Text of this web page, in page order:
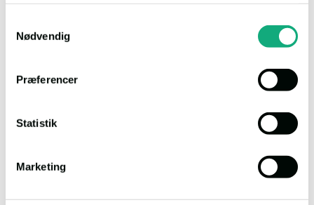
Nødvendig
Præferencer
Statistik
Marketing
bestilling af fotos på forhånd,hvorefter
auktionen bliver afværget, inden
kr. 1,000
Oplysning om besigtigelse, omberammelse eller aflysning er